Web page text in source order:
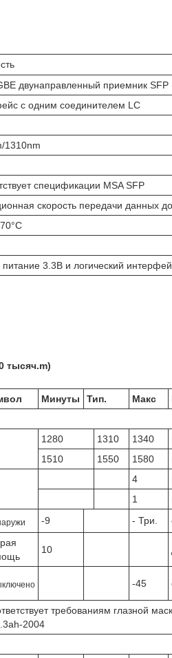
двунаправленный приемник SFP
с одним соединителем LC
1310nm
спецификации MSA SFP
скорость передачи данных
3.3В и логический
тысяч.m)
Минуты Тип. Макс
1280 1310 1340
1510
1550 1580
4
1
-9 - Три.
10
-45
требованиям глазной
2004